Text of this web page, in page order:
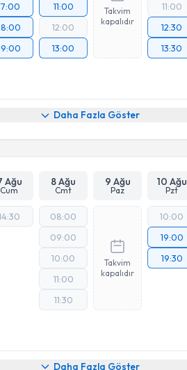
11:00
12:00
13:00
Takvim
kapalıdır
11:00
12:30
13:30
Daha Fazla Göster
Ağu
Cum
8 Ağu
Cmt
9 Ağu
Paz
10 Ağu
Pzt
08:00
09:00
10:00
11:00
11:30
Takvim
kapalıdır
10:00
19:00
19:30
Daha Fazla Göster